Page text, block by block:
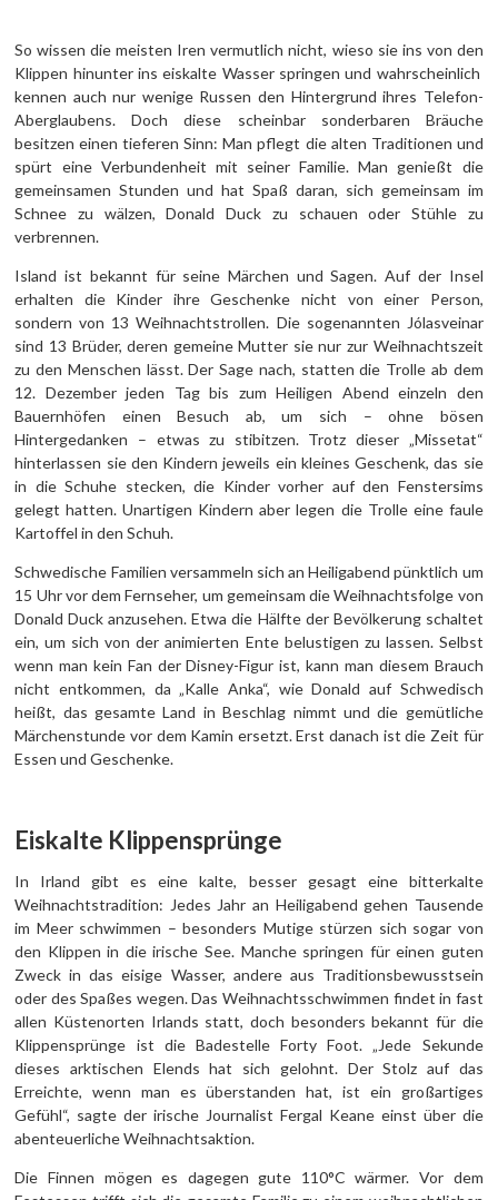
So wissen die meisten Iren vermutlich nicht, wieso sie ins von den
Klippen hinunter ins eiskalte Wasser springen und wahrscheinlich
kennen auch nur wenige Russen den Hintergrund ihres Telefon-
Aberglaubens. Doch diese scheinbar sonderbaren Bräuche
besitzen einen tieferen Sinn: Man pflegt die alten Traditionen und
spürt eine Verbundenheit mit seiner Familie. Man genießt die
gemeinsamen Stunden und hat Spaß daran, sich gemeinsam im
Schnee zu wälzen, Donald Duck zu schauen oder Stühle zu
verbrennen.
Island ist bekannt für seine Märchen und Sagen. Auf der Insel
erhalten die Kinder ihre Geschenke nicht von einer Person,
sondern von 13 Weihnachtstrollen. Die sogenannten Jólasveinar
sind 13 Brüder, deren gemeine Mutter sie nur zur Weihnachtszeit
zu den Menschen lässt. Der Sage nach, statten die Trolle ab dem
12. Dezember jeden Tag bis zum Heiligen Abend einzeln den
Bauernhöfen einen Besuch ab, um sich – ohne bösen
Hintergedanken – etwas zu stibitzen. Trotz dieser „Missetat“
hinterlassen sie den Kindern jeweils ein kleines Geschenk, das sie
in die Schuhe stecken, die Kinder vorher auf den Fenstersims
gelegt hatten. Unartigen Kindern aber legen die Trolle eine faule
Kartoffel in den Schuh.
Schwedische Familien versammeln sich an Heiligabend pünktlich um
15 Uhr vor dem Fernseher, um gemeinsam die Weihnachtsfolge von
Donald Duck anzusehen. Etwa die Hälfte der Bevölkerung schaltet
ein, um sich von der animierten Ente belustigen zu lassen. Selbst
wenn man kein Fan der Disney-Figur ist, kann man diesem Brauch
nicht entkommen, da „Kalle Anka“, wie Donald auf Schwedisch
heißt, das gesamte Land in Beschlag nimmt und die gemütliche
Märchenstunde vor dem Kamin ersetzt. Erst danach ist die Zeit für
Essen und Geschenke.
Eiskalte Klippensprünge
In Irland gibt es eine kalte, besser gesagt eine bitterkalte
Weihnachtstradition: Jedes Jahr an Heiligabend gehen Tausende
im Meer schwimmen – besonders Mutige stürzen sich sogar von
den Klippen in die irische See. Manche springen für einen guten
Zweck in das eisige Wasser, andere aus Traditionsbewusstsein
oder des Spaßes wegen. Das Weihnachtsschwimmen findet in fast
allen Küstenorten Irlands statt, doch besonders bekannt für die
Klippensprünge ist die Badestelle Forty Foot. „Jede Sekunde
dieses arktischen Elends hat sich gelohnt. Der Stolz auf das
Erreichte, wenn man es überstanden hat, ist ein großartiges
Gefühl“, sagte der irische Journalist Fergal Keane einst über die
abenteuerliche Weihnachtsaktion.
Die Finnen mögen es dagegen gute 110°C wärmer. Vor dem